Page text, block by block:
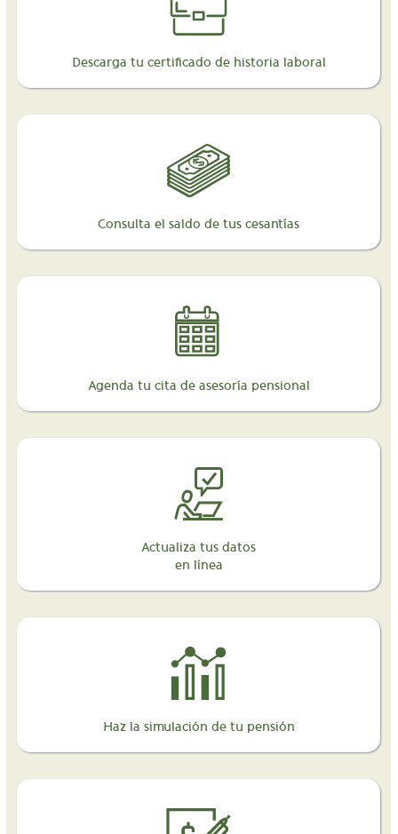
Descarga tu certificado de historia laboral
Consulta el saldo de tus cesantías
Agenda tu cita de asesoría pensional
Actualiza tus datos
en línea
Haz la simulación de tu pensión